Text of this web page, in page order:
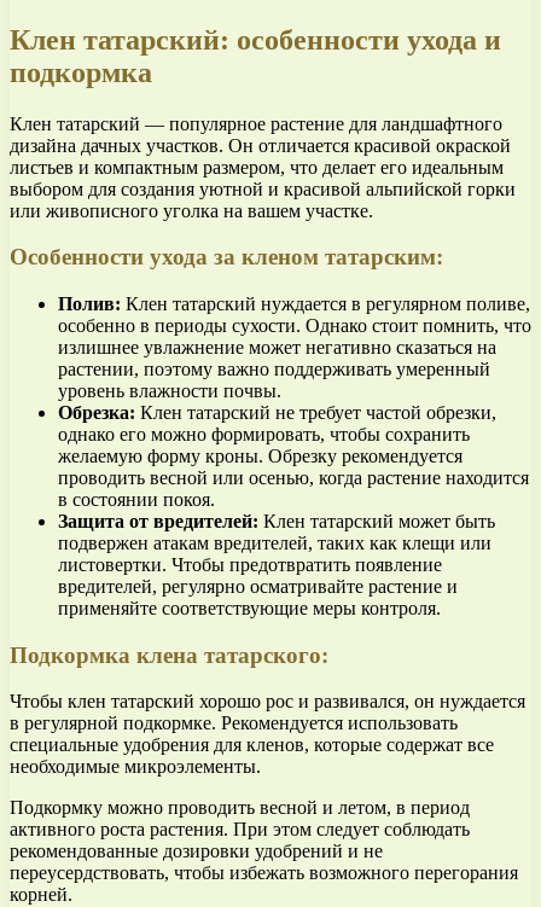
Клен татарский: особенности ухода и
подкормка
Клен татарский — популярное растение для ландшафтного
дизайна дачных участков. Он отличается красивой окраской
листьев и компактным размером, что делает его идеальным
выбором для создания уютной и красивой альпийской горки
или живописного уголка на вашем участке.
Особенности ухода за кленом татарским:
Полив: Клен татарский нуждается в регулярном поливе,
особенно в периоды сухости. Однако стоит помнить, что
излишнее увлажнение может негативно сказаться на
растении, поэтому важно поддерживать умеренный
уровень влажности почвы.
Обрезка: Клен татарский не требует частой обрезки,
однако его можно формировать, чтобы сохранить
желаемую форму кроны. Обрезку рекомендуется
проводить весной или осенью, когда растение находится
в состоянии покоя.
Защита от вредителей: Клен татарский может быть
подвержен атакам вредителей, таких как клещи или
листовертки. Чтобы предотвратить появление
вредителей, регулярно осматривайте растение и
применяйте соответствующие меры контроля.
Подкормка клена татарского:
Чтобы клен татарский хорошо рос и развивался, он нуждается
в регулярной подкормке. Рекомендуется использовать
специальные удобрения для кленов, которые содержат все
необходимые микроэлементы.
Подкормку можно проводить весной и летом, в период
активного роста растения. При этом следует соблюдать
рекомендованные дозировки удобрений и не
переусердствовать, чтобы избежать возможного перегорания
корней.